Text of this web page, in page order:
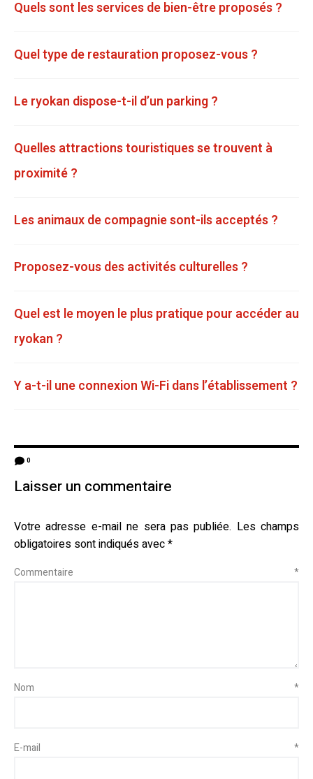
Quels sont les services de bien-être proposés ?
Quel type de restauration proposez-vous ?
Le ryokan dispose-t-il d’un parking ?
Quelles attractions touristiques se trouvent à
proximité ?
Les animaux de compagnie sont-ils acceptés ?
Proposez-vous des activités culturelles ?
Quel est le moyen le plus pratique pour accéder au
ryokan ?
Y a-t-il une connexion Wi-Fi dans l’établissement ?
0
Laisser un commentaire
Votre adresse e-mail ne sera pas publiée. Les champs
obligatoires sont indiqués avec*
Commentaire *
Nom *
E-mail *